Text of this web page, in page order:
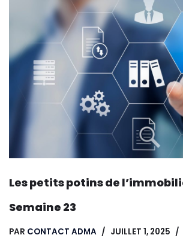
Les petits potins de
Semaine 23
PAR CONTACT ADMA JUILLET 1, 2025